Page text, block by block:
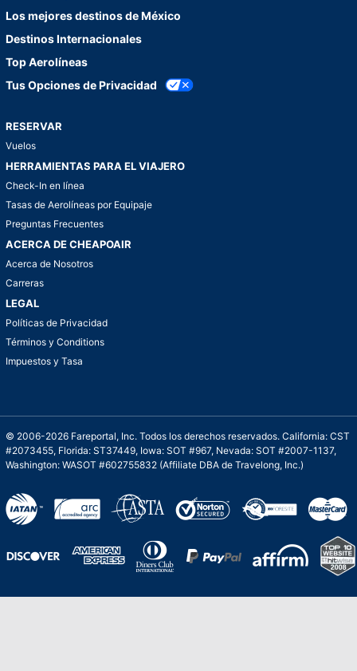
Los mejores destinos de México
Destinos Internacionales
Top Aerolíneas
Tus Opciones de Privacidad
RESERVAR
Vuelos
HERRAMIENTAS PARA EL VIAJERO
Check-In en línea
Tasas de Aerolíneas por Equipaje
Preguntas Frecuentes
ACERCA DE CHEAPOAIR
Acerca de Nosotros
Carreras
LEGAL
Políticas de Privacidad
Términos y Conditions
Impuestos y Tasa
© 2006-2026 Fareportal, Inc. Todos los derechos reservados. California: CST
#2073455, Florida: ST37449, Iowa: SOT #967, Nevada: SOT #2007-1137,
Washington: WASOT #602755832 (Affiliate DBA de Travelong, Inc.)